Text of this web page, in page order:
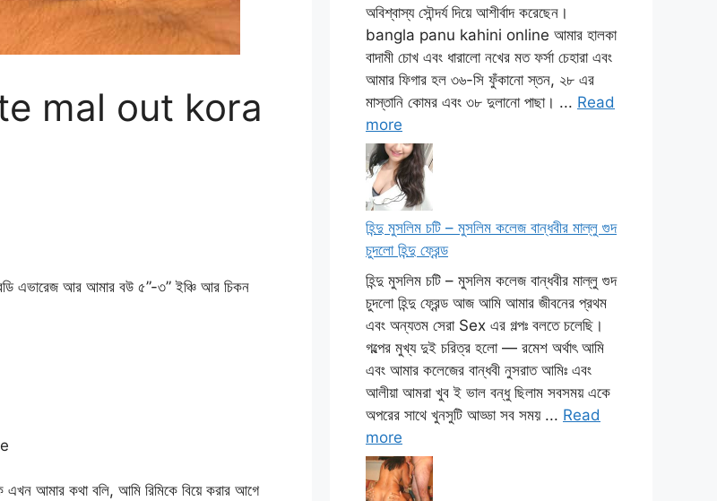
mal out kora
এভারেজ আর আমার বউ ৫”-৩” ইঞ্চি আর চিকন
এখন আমার কথা বলি, আমি রিমিকে বিয়ে করার আগে
অবিশ্বাস্য সৌন্দর্য দিয়ে আশীর্বাদ করেছেন।
bangla panu kahini online আমার হালকা
বাদামী চোখ এবং ধারালো নখের মত ফর্সা চেহারা এবং
আমার ফিগার হল ৩৬-সি ফুঁকানো স্তন, ২৮ এর
মাস্তানি কোমর এবং ৩৮ দুলানো পাছা। ... Read
more
হিন্দু মুসলিম চটি – মুসলিম কলেজ বান্ধবীর মাল্লু গুদ
চুদলো হিন্দু ফ্রেন্ড
হিন্দু মুসলিম চটি – মুসলিম কলেজ বান্ধবীর মাল্লু গুদ
চুদলো হিন্দু ফ্রেন্ড আজ আমি আমার জীবনের প্রথম
এবং অন্যতম সেরা Sex এর গল্পঃ বলতে চলেছি।
গল্পের মুখ্য দুই চরিত্র হলো — রমেশ অর্থাৎ আমি
এবং আমার কলেজের বান্ধবী নুসরাত আমিঃ এবং
আলীয়া আমরা খুব ই ভাল বন্ধু ছিলাম সবসময় একে
অপরের সাথে খুনসুটি আড্ডা সব সময় ... Read
more